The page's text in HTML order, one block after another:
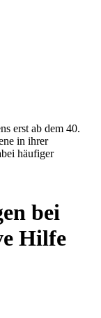
erst ab dem 40.
in ihrer
häufiger
bei
Hilfe